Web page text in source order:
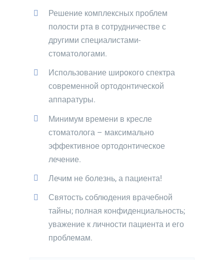
Решение комплексных проблем
полости рта в сотрудничестве с
другими специалистами-
стоматологами.
Использование широкого спектра
современной ортодонтической
аппаратуры.
Минимум времени в кресле
стоматолога – максимально
эффективное ортодонтическое
лечение.
Лечим не болезнь, а пациента!
Святость соблюдения врачебной
тайны; полная конфиденциальность;
уважение к личности пациента и его
проблемам.